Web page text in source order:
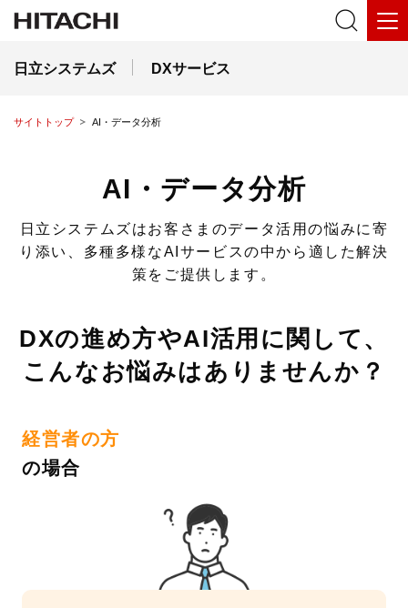
日立システムズ DXサービス
サイトトップ AI・データ分析
AI・データ分析
日立システムズはお客さまのデータ活用の悩みに寄
り添い、多種多様なAIサービスの中から適した解決
策をご提供します。
DXの進め方やAI活用に関して、
こんなお悩みはありませんか？
経営者の方
の場合